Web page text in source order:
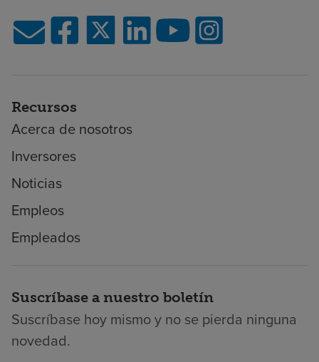
Recursos
Acerca de nosotros
Inversores
Noticias
Empleos
Empleados
Suscríbase a nuestro boletín
Suscríbase hoy mismo y no se pierda ninguna
novedad.